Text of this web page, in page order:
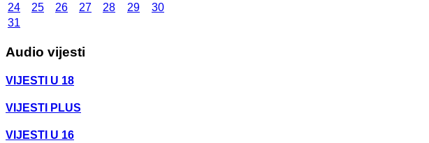
24
25 26 27 28 29
30
31
Audio vijesti
VIJESTI U 18
VIJESTI PLUS
VIJESTI U 16